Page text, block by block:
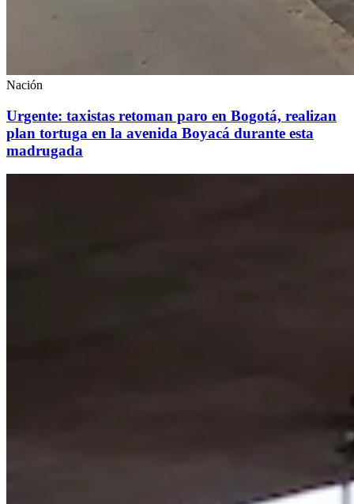
Nación
Urgente: taxistas retoman paro en Bogotá, realizan
plan tortuga en la avenida Boyacá durante esta
madrugada